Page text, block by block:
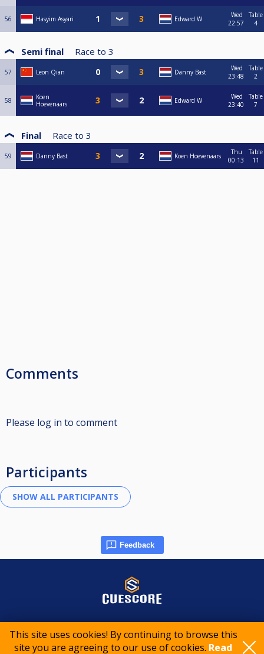
This site uses cookies! By continuing to browse this
site you are agreeing to our use of cookies. Read
56 Hasyim Asyari Edward W
Wed
22:57
Table
4
Semi final Race to 3
57 Leon Qian Danny Bast
Wed
23:48
Table
2
58
Koen
Hoevenaars
Edward W
Wed
23:40
Table
7
Final Race to 3
59 Danny Bast Koen Hoevenaars
Thu
00:13
Table
11
Comments
Please log in to comment
Participants
Feedback
© 2015-2026 CueScore International